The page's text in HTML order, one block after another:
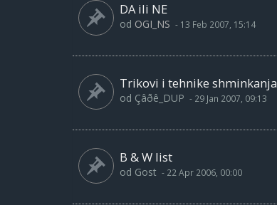
DA ili NE
od OGI_NS - 13 Feb 2007, 15:14
Trikovi i tehnike shminkanja
od Çâðê_DUP - 29 Jan 2007, 09:13
B & W list
od Gost - 22 Apr 2006, 00:00